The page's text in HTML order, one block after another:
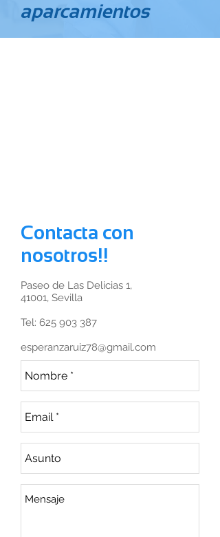
aparcamientos
Contacta con
nosotros!!
Paseo de Las Delicias 1,
41001, Sevilla
Tel: 625 903 387
esperanzaruiz78@gmail.com